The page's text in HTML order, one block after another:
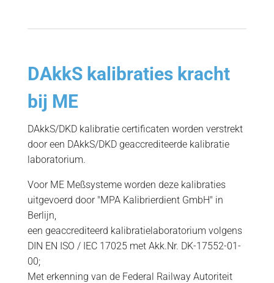
DAkkS kalibraties kracht
bij ME
DAkkS/DKD kalibratie certificaten worden verstrekt
door een DAkkS/DKD geaccrediteerde kalibratie
laboratorium.
Voor ME Meßsysteme worden deze kalibraties
uitgevoerd door "MPA Kalibrierdient GmbH" in
Berlijn,
een geaccrediteerd kalibratielaboratorium volgens
DIN EN ISO / IEC 17025 met Akk.Nr. DK-17552-01-
00;
Met erkenning van de Federal Railway Autoriteit